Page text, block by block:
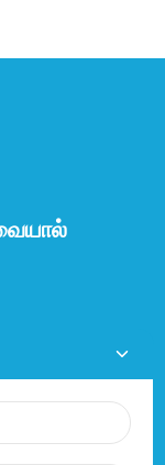
கேள்விகள்